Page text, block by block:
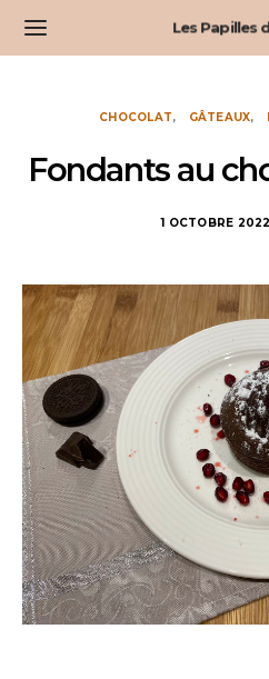
Les Papilles
CHOCOLAT GÂTEAUX
Fondants au
1 OCTOBRE 2022